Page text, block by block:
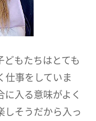
もたちはとても
仕事をしていま
入る意味がよく
しそうだから入っ